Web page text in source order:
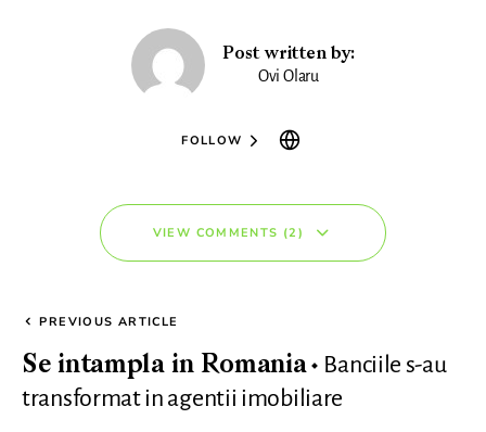
Post written by:
Ovi Olaru
FOLLOW
VIEW COMMENTS (2)
PREVIOUS ARTICLE
Se intampla in Romania
Banciile s-au
transformat in agentii imobiliare